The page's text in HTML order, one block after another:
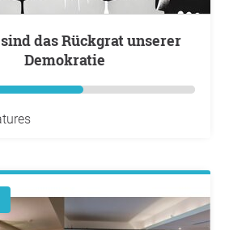
Demokratie